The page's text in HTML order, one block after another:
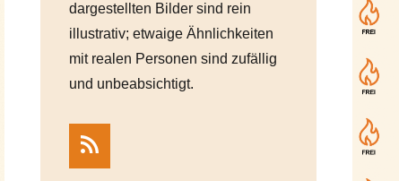
dargestellten Bilder sind rein
illustrativ; etwaige Ähnlichkeiten
mit realen Personen sind zufällig
und unbeabsichtigt.